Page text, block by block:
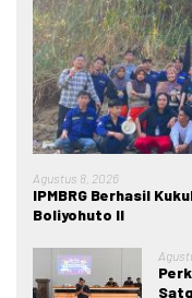
Agustus 8, 2026
IPMBRG Berhasil
Boliyohuto II